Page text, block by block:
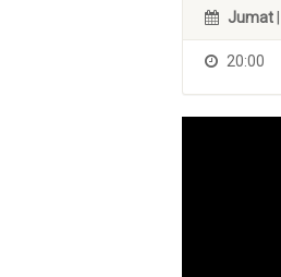
Jumat
20:00